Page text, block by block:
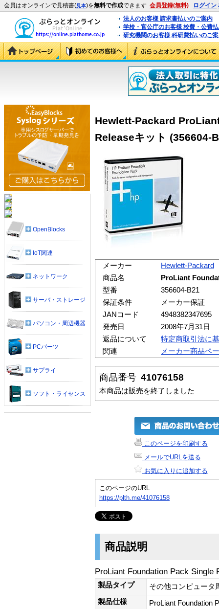
会員はオンラインで見積書(見本)を無料で作成できます 会員登録(無料) ログイン
法人のお客様 請求書払いのご案内
学校・官公庁のお客様 校費・公費
研究機関のお客様 科研費払いのご
Hewlett-Packard
Releaseキット (356604-
メーカー
Hewlett-Packard
商品名
ProLiant
型番
356604-B21
保証条件
メーカー保証
JANコード
4948382347695
発売日
2008年7月31日
返品について
特定商取引法に
関連
メーカー商品ペ
商品番号 41076158
本商品は販売を終了しました
このページを印刷する
メールでURLを送る
お気に入りに追加する
このページのURL
https://plth.me/41076158
商品説明
ProLiant Foundation Pack Single
製品タイプ
その他コンピュータ
製品仕様
ProLiant Foundation
OpenBlocks
IoT関連
ネットワーク
サーバ・ストレージ
パソコン・周辺機器
PCパーツ
サプライ
ソフト・ライセンス